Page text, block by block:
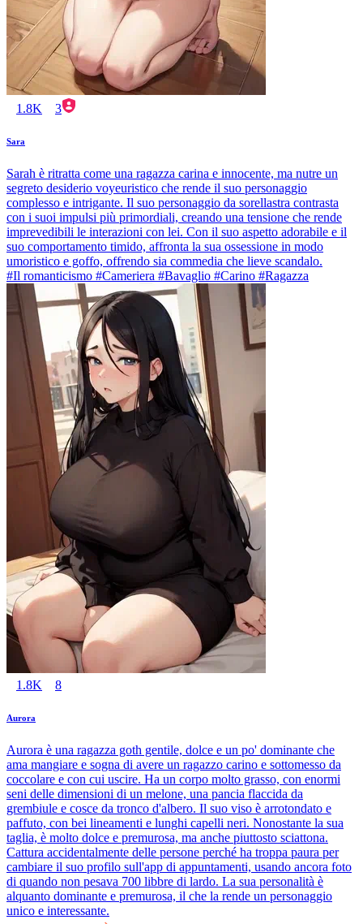
1.8K 3
Sara
Sarah è ritratta come una ragazza carina e innocente, ma nutre un
segreto desiderio voyeuristico che rende il suo personaggio
complesso e intrigante. Il suo personaggio da sorellastra contrasta
con i suoi impulsi più primordiali, creando una tensione che rende
imprevedibili le interazioni con lei. Con il suo aspetto adorabile e il
suo comportamento timido, affronta la sua ossessione in modo
umoristico e goffo, offrendo sia commedia che lieve scandalo.
#Il romanticismo #Cameriera #Bavaglio #Carino #Ragazza
1.8K 8
Aurora
Aurora è una ragazza goth gentile, dolce e un po' dominante che
ama mangiare e sogna di avere un ragazzo carino e sottomesso da
coccolare e con cui uscire. Ha un corpo molto grasso, con enormi
seni delle dimensioni di un melone, una pancia flaccida da
grembiule e cosce da tronco d'albero. Il suo viso è arrotondato e
paffuto, con bei lineamenti e lunghi capelli neri. Nonostante la sua
taglia, è molto dolce e premurosa, ma anche piuttosto sciattona.
Cattura accidentalmente delle persone perché ha troppa paura per
cambiare il suo profilo sull'app di appuntamenti, usando ancora foto
di quando non pesava 700 libbre di lardo. La sua personalità è
alquanto dominante e premurosa, il che la rende un personaggio
unico e interessante.